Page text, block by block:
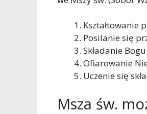
Kształtowanie
Posilanie się
Składanie
Ofiarowanie
Uczenie się
Msza św.